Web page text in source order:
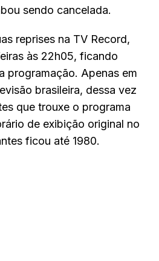
sendo cancelada.
reprises na TV Record,
às 22h05, ficando
programação. Apenas em
brasileira, dessa vez
que trouxe o programa
de exibição original no
ficou até 1980.